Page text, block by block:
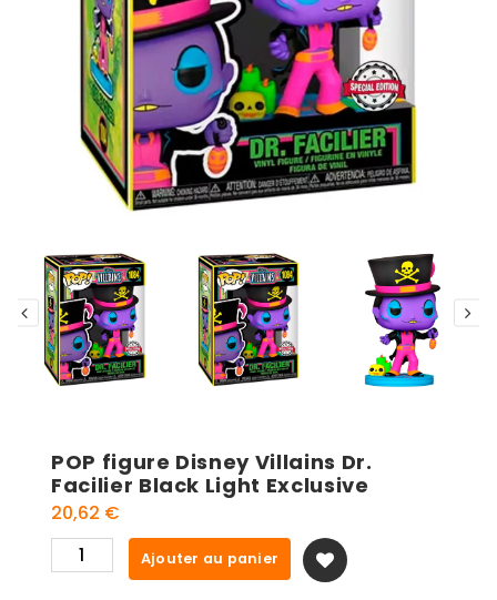
POP figure Disney Villains Dr.
Facilier Black Light Exclusive
20,62 €
quantité
de
Ajouter au panier